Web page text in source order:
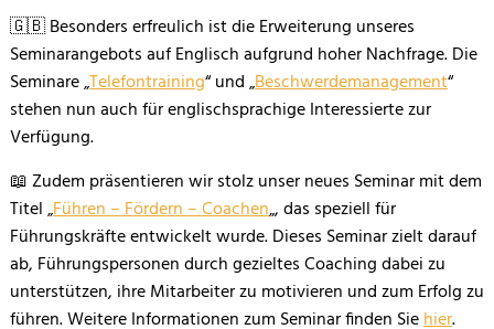
🇬🇧 Besonders erfreulich ist die Erweiterung unseres
Seminarangebots auf Englisch aufgrund hoher Nachfrage. Die
Seminare „Telefontraining“ und „Beschwerdemanagement“
stehen nun auch für englischsprachige Interessierte zur
Verfügung.
📖 Zudem präsentieren wir stolz unser neues Seminar mit dem
Titel „Führen – Fördern – Coachen„, das speziell für
Führungskräfte entwickelt wurde. Dieses Seminar zielt darauf
ab, Führungspersonen durch gezieltes Coaching dabei zu
unterstützen, ihre Mitarbeiter zu motivieren und zum Erfolg zu
führen. Weitere Informationen zum Seminar finden Siehier.